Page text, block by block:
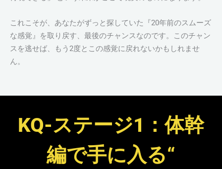
これこそが、あなたがずっと探していた『20年前のスムーズ
な感覚』を取り戻す、最後のチャンスなのです。このチャン
スを逃せば、もう2度とこの感覚に戻れないかもしれませ
ん。
KQ-ステージ1：体幹
編で手に入る“